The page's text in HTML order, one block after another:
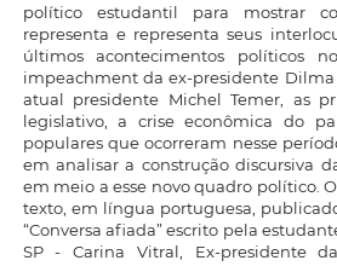
político estudantil para mostrar
representa e representa seus
últimos acontecimentos políticos
impeachment da ex-presidente Dilma
atual presidente Michel Temer, as
legislativo, a crise econômica do
populares que ocorreram nesse
em analisar a construção discursiva
em meio a esse novo quadro político. O
texto, em língua portuguesa,
“Conversa afiada” escrito pela
SP - Carina Vitral, Ex-presidente